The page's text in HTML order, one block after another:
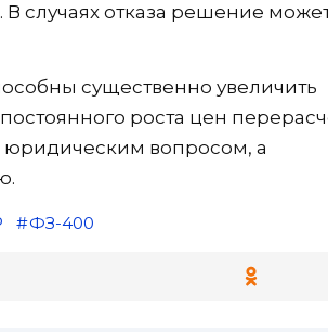
случаях отказа решение
существенно увеличить
роста цен
юридическим вопросом, а
ФЗ-400